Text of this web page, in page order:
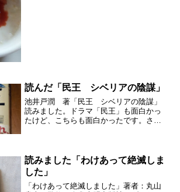
読んだ「民王 シベリアの陰謀」
池井戸潤 著「民王 シベリアの陰謀」
読みました。ドラマ「民王」も面白かっ
たけど、こちらも面白かったです。さら
された2021年当時...
読みました「わけあって絶滅しま
した」
「わけあって絶滅しました」著者：丸山